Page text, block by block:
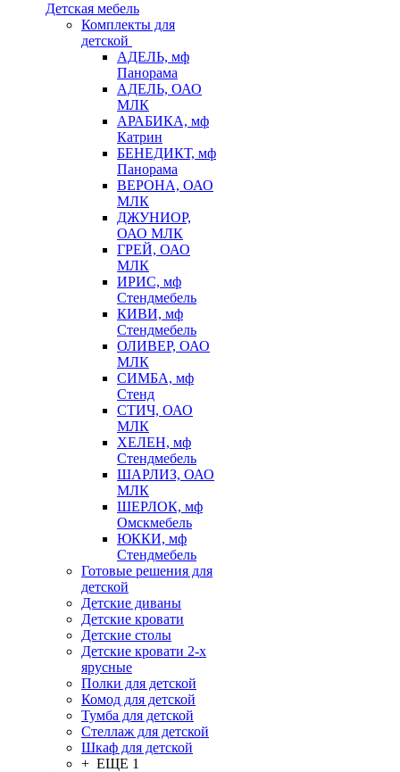
Детская мебель
Комплекты для
детской
АДЕЛЬ, мф
Панорама
АДЕЛЬ, ОАО
МЛК
АРАБИКА, мф
Катрин
БЕНЕДИКТ, мф
Панорама
ВЕРОНА, ОАО
МЛК
ДЖУНИОР,
ОАО МЛК
ГРЕЙ, ОАО
МЛК
ИРИС, мф
Стендмебель
КИВИ, мф
Стендмебель
ОЛИВЕР, ОАО
МЛК
СИМБА, мф
Стенд
СТИЧ, ОАО
МЛК
ХЕЛЕН, мф
Стендмебель
ШАРЛИЗ, ОАО
МЛК
ШЕРЛОК, мф
Омскмебель
ЮККИ, мф
Стендмебель
Готовые решения для
детской
Детские диваны
Детские кровати
Детские столы
Детские кровати 2-х
ярусные
Полки для детской
Комод для детской
Тумба для детской
Стеллаж для детской
Шкаф для детской
+ ЕЩЕ 1